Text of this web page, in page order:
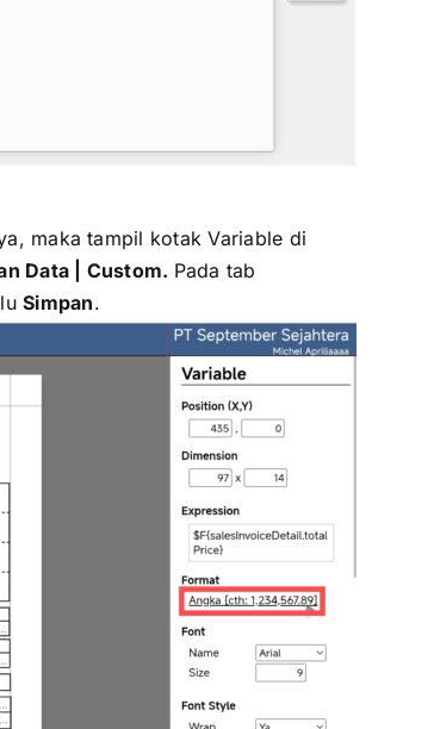
maka tampil kotak Variable di
Data | Custom. Pada tab
Simpan.